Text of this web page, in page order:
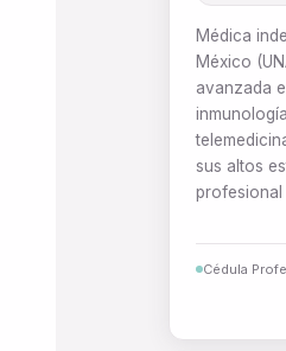
Médica
México
avanzada
sus altos
profesional
Cédula